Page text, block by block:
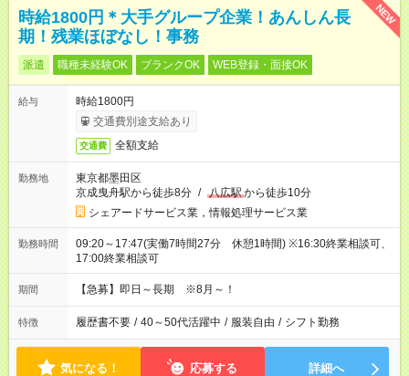
NEW
時給1800円＊大手グループ企業！あんしん長
期！残業ほぼなし！事務
派遣 職種未経験OK ブランクOK WEB登録・面接OK
給与
時給1800円
交通費別途支給あり
交通費 全額支給
勤務地
東京都墨田区
京成曳舟駅から徒歩8分 / 八広駅から徒歩10分
シェアードサービス業，情報処理サービス業
勤務時間
09:20～17:47(実働7時間27分 休憩1時間) ※16:30終業相談可、
17:00終業相談可
期間 【急募】即日～長期 ※8月～！
特徴 履歴書不要 / 40～50代活躍中 / 服装自由 / シフト勤務
気になる！ 応募する 詳細へ